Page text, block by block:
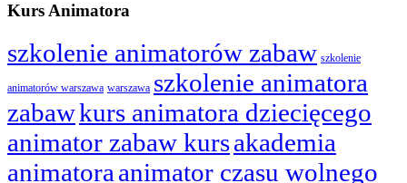
Kurs Animatora
szkolenie animatorów zabaw szkolenie
animatorów warszawa warszawa szkolenie animatora
zabawkurs animatora dziecięcego
animator zabaw kursakademia
animatora animator czasu wolnego